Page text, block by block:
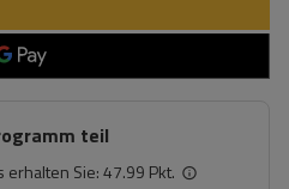
teil
erhalten Sie:47.99 Pkt.